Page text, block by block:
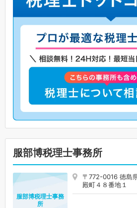
服部博税理士事務所
〒772-0016 徳島
殿町４８番地１
服部博税理士事務
所